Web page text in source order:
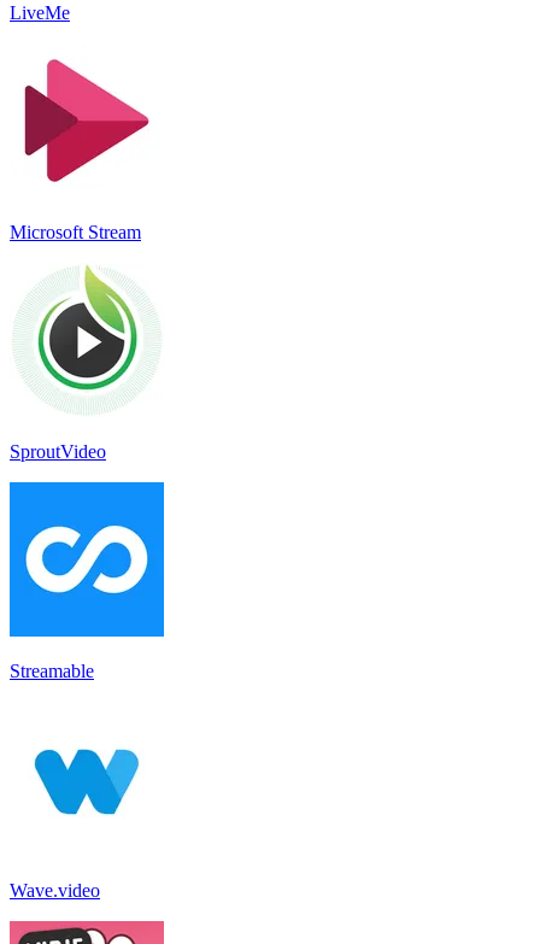
LiveMe
Microsoft Stream
SproutVideo
Streamable
Wave.video